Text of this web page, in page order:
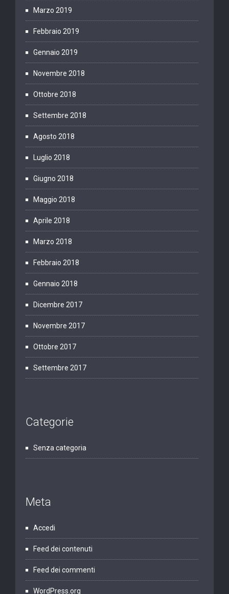
Marzo 2019
Febbraio 2019
Gennaio 2019
Novembre 2018
Ottobre 2018
Settembre 2018
Agosto 2018
Luglio 2018
Giugno 2018
Maggio 2018
Aprile 2018
Marzo 2018
Febbraio 2018
Gennaio 2018
Dicembre 2017
Novembre 2017
Ottobre 2017
Settembre 2017
Categorie
Senza categoria
Meta
Accedi
Feed dei contenuti
Feed dei commenti
WordPress.org